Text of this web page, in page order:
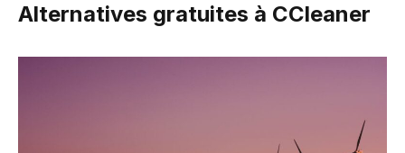
Alternatives gratuites à CCleaner